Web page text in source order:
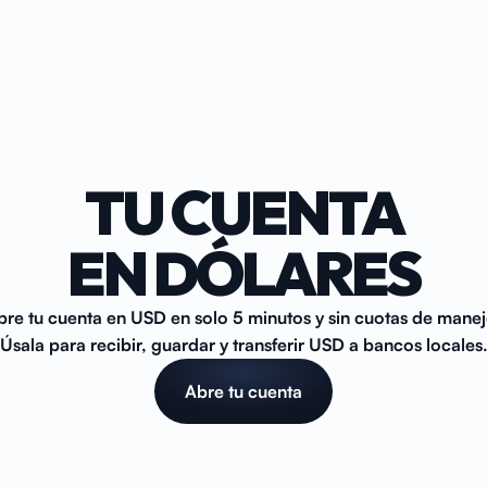
TU CUENTA
EN DÓLARES
tu cuenta en USD en solo 5 minutos y sin cuotas de
Úsala para recibir, guardar y transferir USD a bancos locales.
Abre tu cuenta